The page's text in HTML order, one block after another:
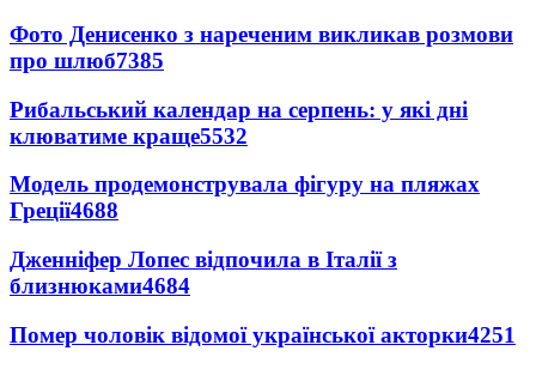
Фото Денисенко з нареченим викликав розмови
про шлюб7385
Рибальський календар на серпень: у які дні
клюватиме краще5532
Модель продемонструвала фігуру на пляжах
Греції4688
Дженніфер Лопес відпочила в Італії з
близнюками4684
Помер чоловік відомої української акторки4251